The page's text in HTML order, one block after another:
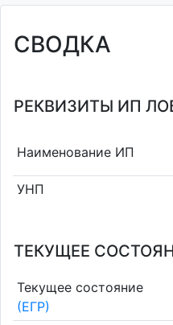
СВОДКА
РЕКВИЗИТЫ ИП
Наименование ИП
УНП
ТЕКУЩЕЕ
Текущее состояние
(ЕГР)